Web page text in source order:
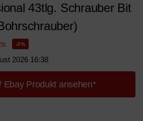
43tlg. Schrauber Bit
-3%
2026 16:38
Ebay Produkt ansehen*